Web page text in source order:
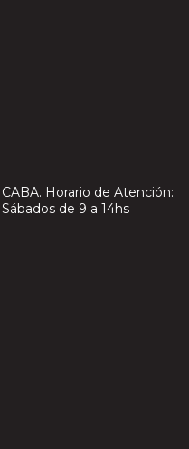
Horario de Atención:
de 9 a 14hs